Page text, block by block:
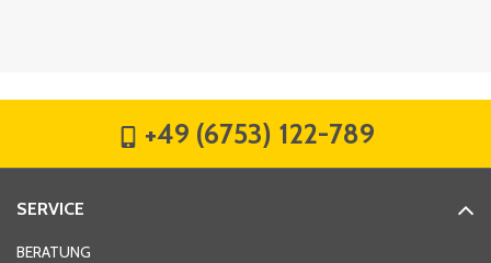
Hausnummer
+49 (6753) 122-789
SERVICE
BERATUNG